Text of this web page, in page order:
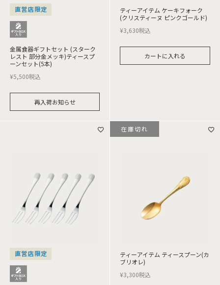
直営店限定
金属食器ギフトセット (スターク
レスト 部分金メッキ)ティースプ
ーンセット(5本)
¥5,500税込
再入荷お知らせ
ティーアイテム ケーキフォーク
(クリスティーヌ ピンクゴールド)
¥3,630税込
カートに入れる
直営店限定
ティーアイテム ティースプーン(カ
ブリオレ)
¥3,300税込
在庫切れ